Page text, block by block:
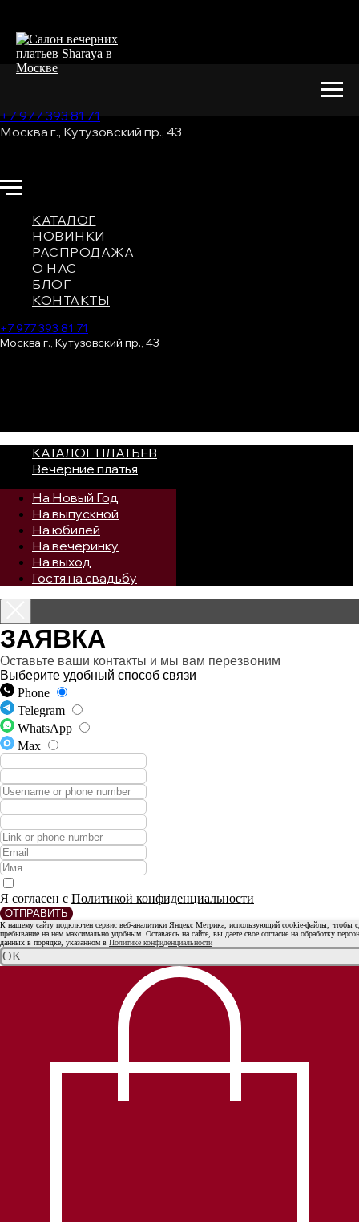
+7 977 393 81 71
Москва г., Кутузовский пр., 43
КАТАЛОГ
НОВИНКИ
РАСПРОДАЖА
О НАС
БЛОГ
КОНТАКТЫ
+7 977 393 81 71
Москва г., Кутузовский пр., 43
КАТАЛОГ ПЛАТЬЕВ
Вечерние платья
На Новый Год
На выпускной
На юбилей
На вечеринку
На выход
Гостя на свадьбу
ЗАЯВКА
Оставьте ваши контакты и мы вам перезвоним
Выберите удобный способ связи
Phone
Telegram
WhatsApp
Max
Я согласен с Политикой конфиденциальности
ОТПРАВИТЬ
К нашему сайту подключен сервис веб-аналитики Яндекс Метрика, использующий cookie-файлы, чтобы
пребывание на нем максимально удобным. Оставаясь на сайте, вы даете свое согласие на обработку
данных в порядке, указанном в Политике конфиденциальности
OK